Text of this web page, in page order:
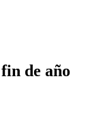
de año